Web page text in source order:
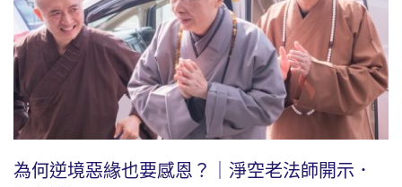
為何逆境惡緣也要感恩？｜淨空老法師開示．